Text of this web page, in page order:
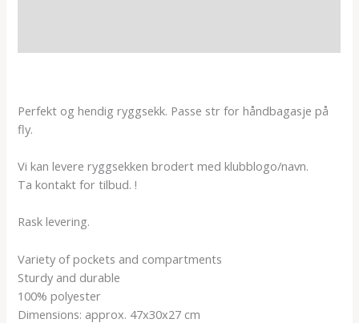
Perfekt og hendig ryggsekk. Passe str for håndbagasje på
fly.
Vi kan levere ryggsekken brodert med klubblogo/navn.
Ta kontakt for tilbud. !
Rask levering.
Variety of pockets and compartments
Sturdy and durable
100% polyester
Dimensions: approx. 47x30x27 cm